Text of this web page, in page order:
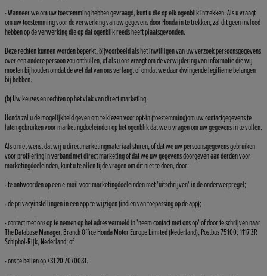
· Wanneer we om uw toestemming hebben gevraagd, kunt u die op elk ogenblik intrekken. Als u vraagt
om uw toestemming voor de verwerking van uw gegevens door Honda in te trekken, zal dit geen invloed
hebben op de verwerking die op dat ogenblik reeds heeft plaatsgevonden.
Deze rechten kunnen worden beperkt, bijvoorbeeld als het inwilligen van uw verzoek persoonsgegevens
over een andere persoon zou onthullen, of als u ons vraagt om de verwijdering van informatie die wij
moeten bijhouden omdat de wet dat van ons verlangt of omdat we daar dwingende legitieme belangen
bij hebben.
(b) Uw keuzes en rechten op het vlak van direct marketing
Honda zal u de mogelijkheid geven om te kiezen voor opt-in (toestemming)om uw contactgegevens te
laten gebruiken voor marketingdoeleinden op het ogenblik dat we u vragen om uw gegevens in te vullen.
Als u niet wenst dat wij u directmarketingmateriaal sturen, of dat we uw persoonsgegevens gebruiken
voor profilering in verband met direct marketing of dat we uw gegevens doorgeven aan derden voor
marketingdoeleinden, kunt u te allen tijde vragen om dit niet te doen, door:
· te antwoorden op een e-mail voor marketingdoeleinden met 'uitschrijven' in de onderwerpregel;
· de privacyinstellingen in een app te wijzigen (indien van toepassing op de app);
· contact met ons op te nemen op het adres vermeld in 'neem contact met ons op' of door te schrijven naar
The Database Manager, Branch Office Honda Motor Europe Limited (Nederland), Postbus 75100, 1117 ZR
Schiphol-Rijk, Nederland; of
· ons te bellen op +31 20 7070081.